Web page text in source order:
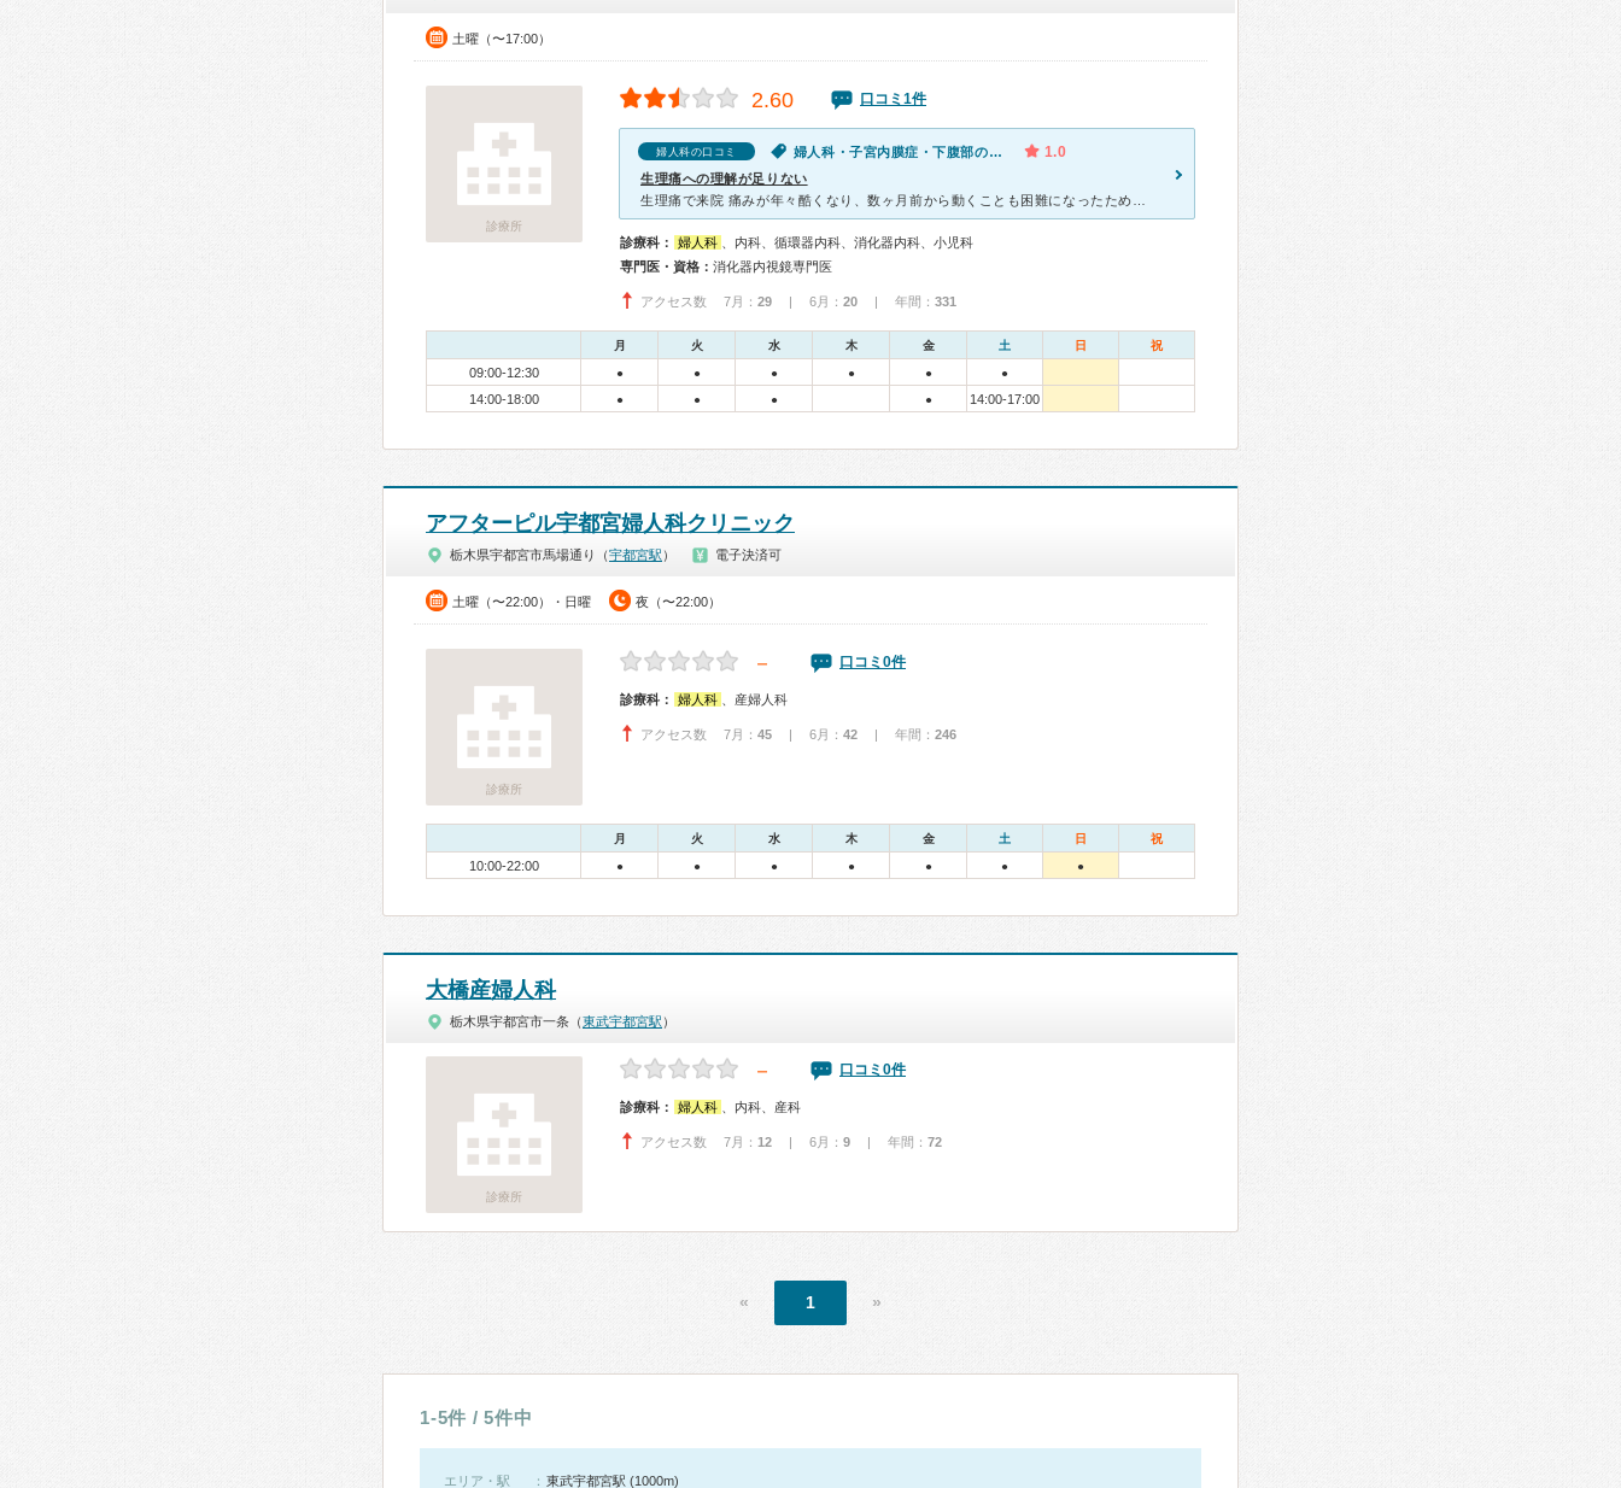
土曜（〜17:00）
診療所
2.60 口コミ1件
婦人科の口コミ 婦人科・子宮内膜症・下腹部の痛み（女性） 1.0
生理痛への理解が足りない
診療科： 婦人科
、内科、循環器内科、消化器内科、小児科
専門医・資格： 消化器内視鏡専門医
アクセス数 7月： 29 | 6月： 20 | 年間： 331
月 火 水 木 金 土 日 祝
09:00-12:30 ● ● ● ● ● ●
14:00-18:00 ● ● ● ● 14:00-17:00
アフターピル宇都宮婦人科クリニック
栃木県宇都宮市馬場通り（宇都宮駅 ） 電子決済可
土曜（〜22:00）・日曜 夜（〜22:00）
診療所
－ 口コミ0件
診療科： 婦人科 、産婦人科
アクセス数 7月： 45 | 6月： 42 | 年間： 246
月 火 水 木 金 土 日 祝
10:00-22:00 ● ● ● ● ● ● ●
大橋産婦人科
栃木県宇都宮市一条（東武宇都宮駅 ）
診療所
－ 口コミ0件
診療科： 婦人科 、内科、産科
アクセス数 7月： 12 | 6月： 9 | 年間： 72
« 1 »
1-5件 / 5件中
エリア・駅 東武宇都宮駅 (1000m)